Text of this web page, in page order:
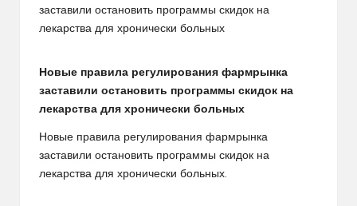
Новые правила регулирования фармрынка
заставили остановить программы скидок на
лекарства для хронически больных
Новые правила регулирования фармрынка
заставили остановить программы скидок на
лекарства для хронически больных.